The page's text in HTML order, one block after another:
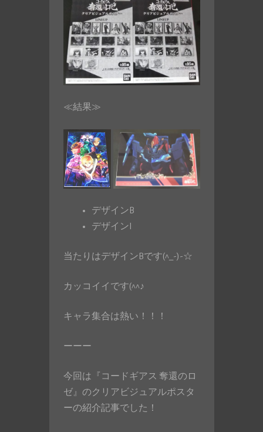
≪結果≫
デザインB
デザインI
当たりはデザインBです(^_-)-☆
カッコイイです(^^♪
キャラ集合は熱い！！！
ーーー
今回は『コードギアス 奪還のロ
ゼ』のクリアビジュアルポスタ
ーの紹介記事でした！